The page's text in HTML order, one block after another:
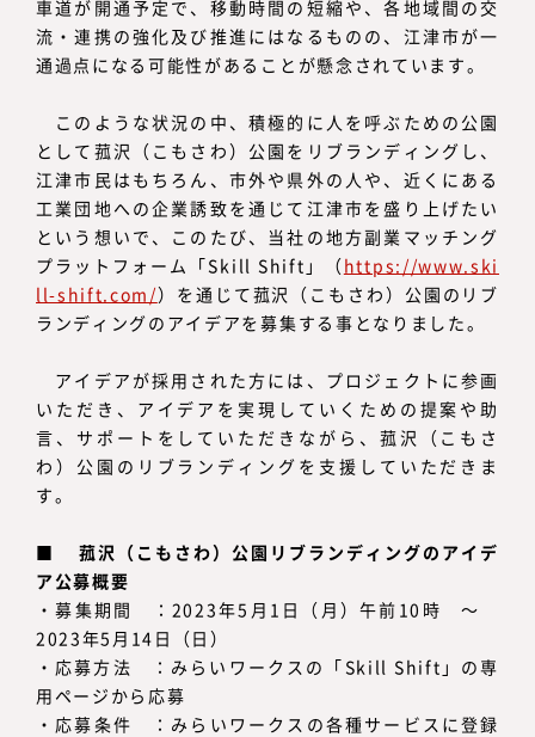
車道が開通予定で、移動時間の短縮や、各地域間の交
流・連携の強化及び推進にはなるものの、江津市が一
通過点になる可能性があることが懸念されています。
このような状況の中、積極的に人を呼ぶための公園
として菰沢（こもさわ）公園をリブランディングし、
江津市民はもちろん、市外や県外の人や、近くにある
工業団地への企業誘致を通じて江津市を盛り上げたい
という想いで、このたび、当社の地方副業マッチング
プラットフォーム「Skill Shift」（https://www.ski
ll-shift.com/）を通じて菰沢（こもさわ）公園のリブ
ランディングのアイデアを募集する事となりました。
アイデアが採用された方には、プロジェクトに参画
いただき、アイデアを実現していくための提案や助
言、サポートをしていただきながら、菰沢（こもさ
わ）公園のリブランディングを支援していただきま
す。
■ 菰沢（こもさわ）公園リブランディングのアイデ
ア公募概要
・募集期間 ：2023年5月1日（月）午前10時 ～
2023年5月14日（日）
・応募方法 ：みらいワークスの「Skill Shift」の専
用ページから応募
・応募条件 ：みらいワークスの各種サービスに登録